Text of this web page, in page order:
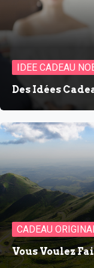
IDEE CADEAU
Des Idées
CADEAU
Vous Voulez